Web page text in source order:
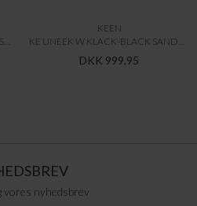
KEEN
DKK 999,95
vores nyhedsbrev